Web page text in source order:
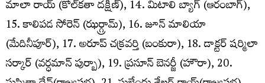
మాలా రాయ్ (కోల్‌కతా దక్షిణ్), 14. మిటాలి బ్యాగ్ (ఆరంబాగ్),
15. కాలిపడ సోరెన్ (ఝర్గ్రామ్), 16. జూన్ మాలియా
(మేదినీపూర్), 17. అరూప్ చక్రవర్తి (బంకురా), 18. డాక్టర్ షర్మిలా
సర్కార్ (వర్ధమాన్ పుర్బా), 19. ప్రసూన్ బెనర్జీ (హౌరా), 20.